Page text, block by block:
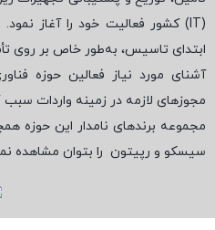
(
IT) کشور فعالیت خود را آغاز
ابتدای تاسیس، به‌طور خاص بر روی
آشنای مورد نیاز فعالین حوزه
مجوزهای لازمه در زمینه واردات
مجموعه برندهای نامدار این حوزه
سیسکو و رپیتون را بتوان مشاهده